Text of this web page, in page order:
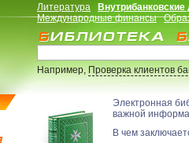
Литература
Международные финансы
Например,Проверка клиентов
Электронная
важной
В чем